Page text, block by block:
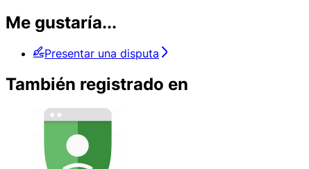
Me gustaría...
Presentar una disputa
También registrado en